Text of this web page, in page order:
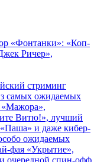
«Фонтанки»: «Коп-
Ричер»,
стриминг
самых ожидаемых
«Мажора»,
Витю!», лучший
и даже кибер-
ожидаемых
фая «Укрытие»,